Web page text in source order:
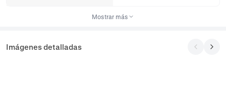
Mostrar más
Imágenes detalladas